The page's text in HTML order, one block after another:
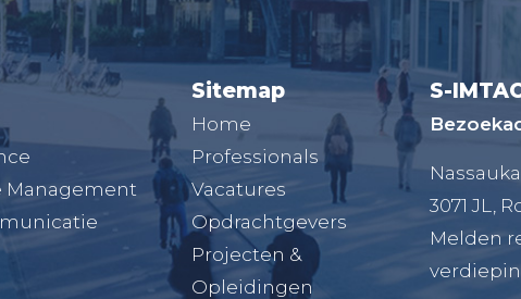
Management
Sitemap
Home
Professionals
Vacatures
Opdrachtgevers
Projecten &
Opleidingen
S-
3071 JL,
Melden